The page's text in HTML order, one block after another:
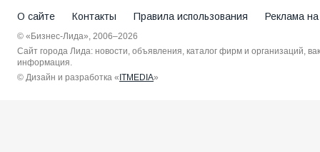
О сайте Контакты Правила использования Реклама
© «Бизнес-Лида», 2006–2026
Сайт города Лида: новости, объявления, каталог фирм и организаций,
информация.
© Дизайн и разработка « ITMEDIA»